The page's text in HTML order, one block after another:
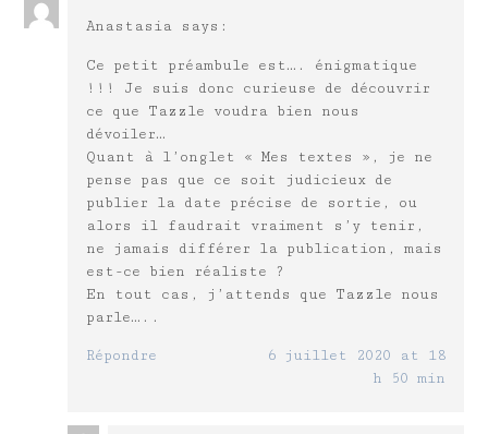
Anastasia says:
Ce petit préambule est…. énigmatique
!!! Je suis donc curieuse de découvrir
ce que Tazzle voudra bien nous
dévoiler…
Quant à l’onglet « Mes textes », je ne
pense pas que ce soit judicieux de
publier la date précise de sortie, ou
alors il faudrait vraiment s’y tenir,
ne jamais différer la publication, mais
est-ce bien réaliste ?
En tout cas, j’attends que Tazzle nous
parle…..
Répondre
6 juillet 2020 at 18
h 50 min